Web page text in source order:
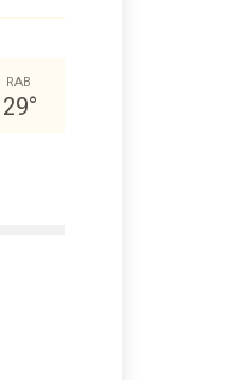
RAB
29°